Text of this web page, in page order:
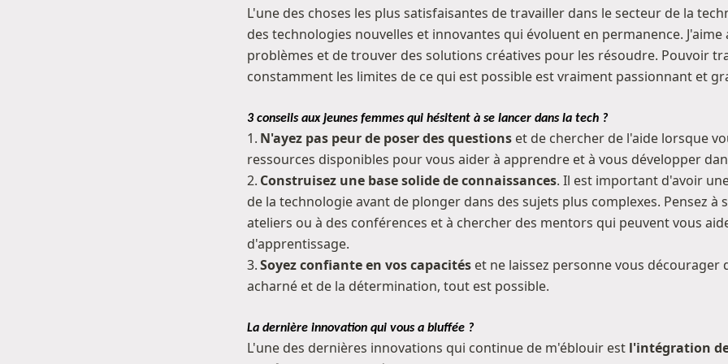
L'une des choses les plus satisfaisantes de travailler dans le secteur de la
des technologies nouvelles et innovantes qui évoluent en permanence.
problèmes et de trouver des solutions créatives pour les résoudre. Pouvoir
constamment les limites de ce qui est possible est vraiment passionnant et
3 conseils aux jeunes femmes qui hésitent à se lancer dans la tech ?
1. N'ayez pas peur de poser des questions et de chercher de l'aide lorsque
ressources disponibles pour vous aider à apprendre et à vous développer
2. Construisez une base solide de connaissances. Il est important d'avoir
de la technologie avant de plonger dans des sujets plus complexes. Pensez à
ateliers ou à des conférences et à chercher des mentors qui peuvent vous
d'apprentissage.
3.Soyez confiante en vos capacités et ne laissez personne vous décourager
acharné et de la détermination, tout est possible.
La dernière innovation qui vous a bluffée ?
L'une des dernières innovations qui continue de m'éblouir est l'intégration